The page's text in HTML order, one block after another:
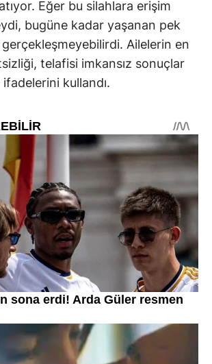
Eğer bu silahlara erişim
bugüne kadar yaşanan pek
Ailelerin en
telafisi imkansız sonuçlar
kullandı.